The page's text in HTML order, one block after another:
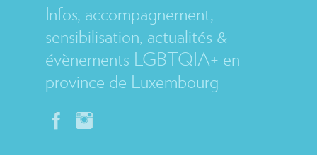
Infos, accompagnement,
sensibilisation, actualités &
évènements LGBTQIA+ en
province de Luxembourg